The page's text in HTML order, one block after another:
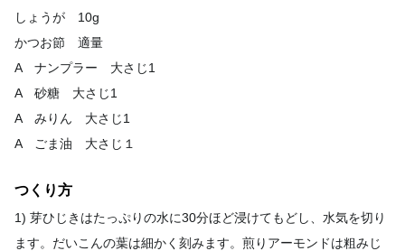
しょうが 10g
かつお節 適量
A ナンプラー 大さじ1
A 砂糖 大さじ1
A みりん 大さじ1
A ごま油 大さじ１
つくり方
1) 芽ひじきはたっぷりの水に30分ほど浸けてもどし、水気を切り
ます。だいこんの葉は細かく刻みます。煎りアーモンドは粗みじ